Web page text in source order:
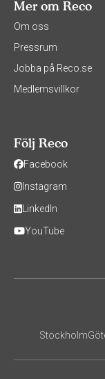
Mer om Reco
Om oss
Pressrum
Jobba på Reco.se
Medlemsvillkor
Följ Reco
Facebook
Instagram
LinkedIn
YouTube
Stockholm